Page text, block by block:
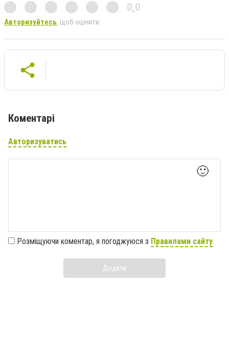
0,0
Авторизуйтесь, щоб оцінити
Коментарі
Авторизуватись
🙂
Розміщуючи коментар, я погоджуюся з Правилами сайту
Додати